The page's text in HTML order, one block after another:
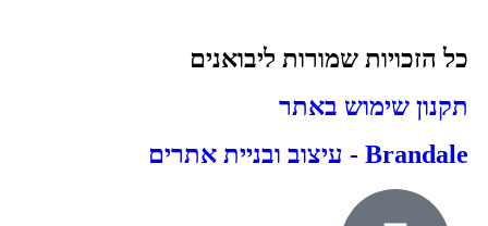
כל הזכויות שמורות ליבואנים
תקנון שימוש באתר
Brandale - עיצוב ובניית אתרים